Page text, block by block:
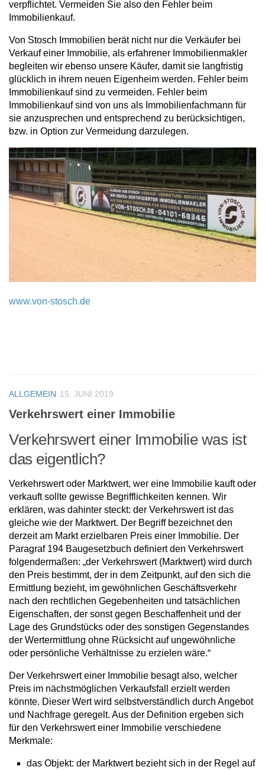
verpflichtet. Vermeiden Sie also den Fehler beim
Immobilienkauf.
Von Stosch Immobilien berät nicht nur die Verkäufer bei
Verkauf einer Immobilie, als erfahrener Immobilienmakler
begleiten wir ebenso unsere Käufer, damit sie langfristig
glücklich in ihrem neuen Eigenheim werden. Fehler beim
Immobilienkauf sind zu vermeiden. Fehler beim
Immobilienkauf sind von uns als Immobilienfachmann für
sie anzusprechen und entsprechend zu berücksichtigen,
bzw. in Option zur Vermeidung darzulegen.
www.von-stosch.de
ALLGEMEIN 15. JUNI 2019
Verkehrswert einer Immobilie
Verkehrswert einer Immobilie was ist
das eigentlich?
Verkehrswert oder Marktwert, wer eine Immobilie kauft oder
verkauft sollte gewisse Begrifflichkeiten kennen. Wir
erklären, was dahinter steckt: der Verkehrswert ist das
gleiche wie der Marktwert. Der Begriff bezeichnet den
derzeit am Markt erzielbaren Preis einer Immobilie. Der
Paragraf 194 Baugesetzbuch definiert den Verkehrswert
folgendermaßen: „der Verkehrswert (Marktwert) wird durch
den Preis bestimmt, der in dem Zeitpunkt, auf den sich die
Ermittlung bezieht, im gewöhnlichen Geschäftsverkehr
nach den rechtlichen Gegebenheiten und tatsächlichen
Eigenschaften, der sonst gegen Beschaffenheit und der
Lage des Grundstücks oder des sonstigen Gegenstandes
der Wertermittlung ohne Rücksicht auf ungewöhnliche
oder persönliche Verhältnisse zu erzielen wäre.“
Der Verkehrswert einer Immobilie besagt also, welcher
Preis im nächstmöglichen Verkaufsfall erzielt werden
könnte. Dieser Wert wird selbstverständlich durch Angebot
und Nachfrage geregelt. Aus der Definition ergeben sich
für den Verkehrswert einer Immobilie verschiedene
Merkmale:
das Objekt: der Marktwert bezieht sich in der Regel auf